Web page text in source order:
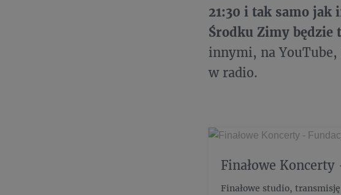
21:30 i tak samo jak
Środku Zimy
innymi, na YouTube,
w radio.
Finałowe
Finałowe studio,